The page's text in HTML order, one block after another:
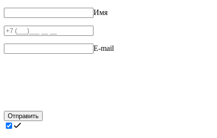
Имя
E-mail
Отправить